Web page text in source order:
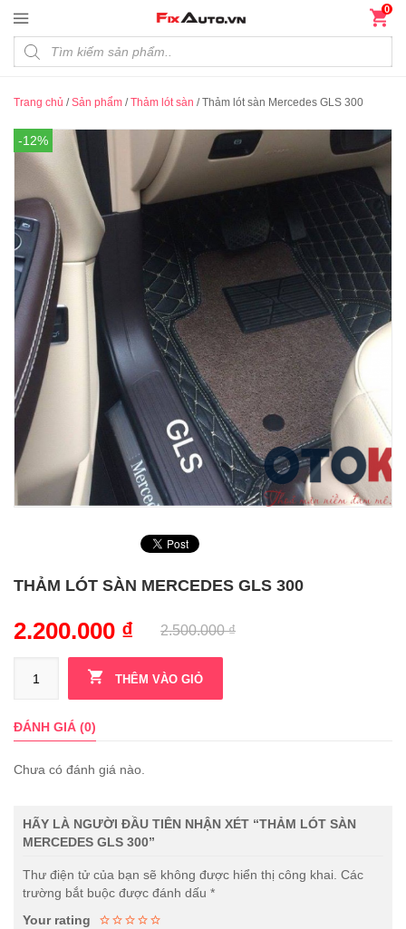
0
Products search
Trang chủ /Sản phẩm /Thảm lót sàn /Thảm lót sàn Mercedes GLS 300
-12%
THẢM LÓT SÀN MERCEDES GLS 300
2.500.000₫
2.200.000 ₫
THÊM VÀO GIỎ
ĐÁNH GIÁ (0)
Chưa có đánh giá nào.
HÃY LÀ NGƯỜI ĐẦU TIÊN NHẬN XÉT “THẢM LÓT SÀN
MERCEDES GLS 300”
Thư điện tử của bạn sẽ không được hiển thị công khai. Các
trường bắt buộc được đánh dấu *
Your rating